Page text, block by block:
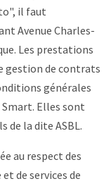
il faut
Avenue Charles-
Les prestations
gestion de contrats
générales
Smart. Elles sont
de la dite ASBL.
au respect des
de services de